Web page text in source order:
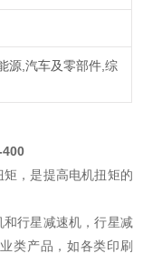
源,汽车及零部件,综
400
，是提高电机扭矩的
行星减速机，行星减
类产品，如各类印刷